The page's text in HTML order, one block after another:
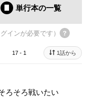
単行本の一覧
インが必要です）
17 - 1 1話から
そろ戦いたい